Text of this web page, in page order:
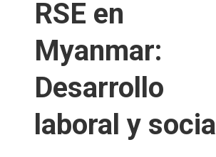
RSE en
Myanmar:
Desarrollo
laboral y social